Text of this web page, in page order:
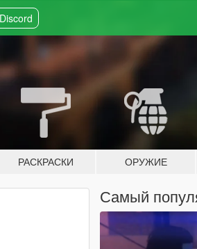
РАСКРАСКИ ОРУЖИЕ
Самый